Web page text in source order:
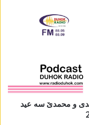
و محمدێ سە عید